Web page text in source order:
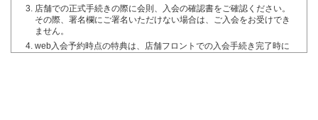
施設利用について
下記項目に該当すると当社が判断した場合には、クラブへの
入場をお断りすることがございます。また、入場後明らかに
なった場合はご退場いただくことがございます。
店舗での正式手続きの際に会則、入会の確認書をご確認ください。
その際、署名欄にご署名いただけない場合は、ご入会をお受けでき
ません。
web入会予約時点の特典は、店舗フロントでの入会手続き完了時に